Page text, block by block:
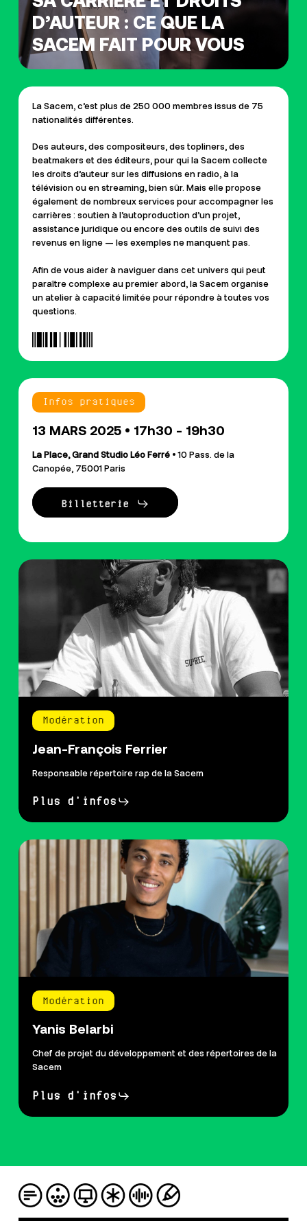
D’AUTEUR : CE QUE LA
SACEM FAIT POUR VOUS
La Sacem, c’est plus de 250 000 membres issus de 75
nationalités différentes.
Des auteurs, des compositeurs, des topliners, des
beatmakers et des éditeurs, pour qui la Sacem collecte
les droits d’auteur sur les diffusions en radio, à la
télévision ou en streaming, bien sûr. Mais elle propose
également de nombreux services pour accompagner les
carrières : soutien à l’autoproduction d’un projet,
assistance juridique ou encore des outils de suivi des
revenus en ligne — les exemples ne manquent pas.
Afin de vous aider à naviguer dans cet univers qui peut
paraître complexe au premier abord, la Sacem organise
un atelier à capacité limitée pour répondre à toutes vos
questions.
Infos pratiques
13 MARS 2025 • 17h30 - 19h30
La Place, Grand Studio Léo Ferré • 10 Pass. de la
Canopée, 75001 Paris
Billetterie
Modération
Jean-François Ferrier
Responsable répertoire rap de la Sacem
Plus d'infos
Modération
Yanis Belarbi
Chef de projet du développement et des répertoires de la
Sacem
Plus d'infos